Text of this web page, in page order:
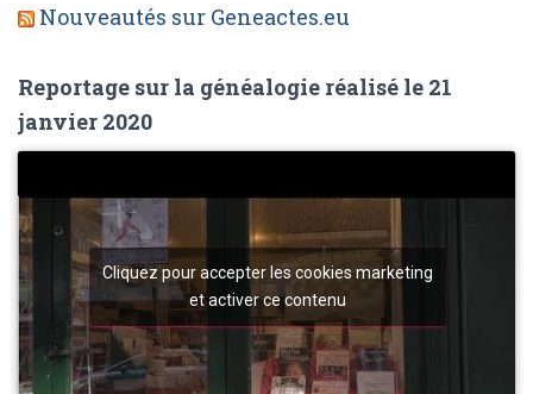
Nouveautés sur Geneactes.eu
Reportage sur la généalogie réalisé le 21
janvier 2020
Cliquez pour accepter les cookies marketing
et activer ce contenu